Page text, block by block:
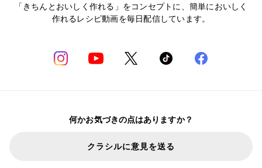
「きちんとおいしく作れる」をコンセプトに、簡単においしく
作れるレシピ動画を毎日配信しています。
何かお気づきの点はありますか？
クラシルに意見を送る